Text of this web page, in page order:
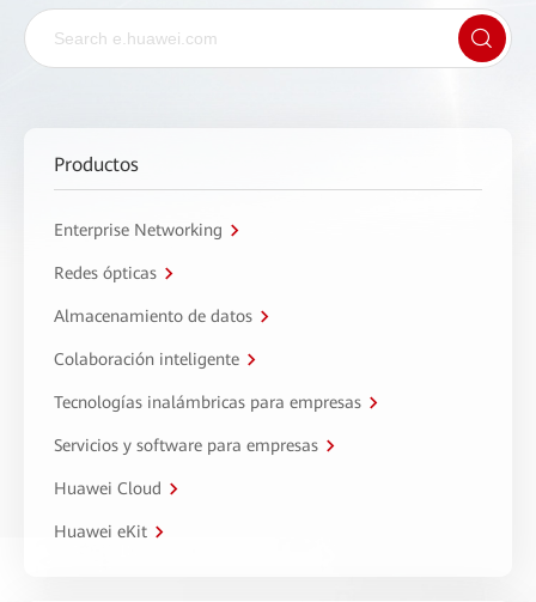
Productos
Enterprise Networking
Redes ópticas
Almacenamiento de datos
Colaboración inteligente
Tecnologías inalámbricas para empresas
Servicios y software para empresas
Huawei Cloud
Huawei eKit